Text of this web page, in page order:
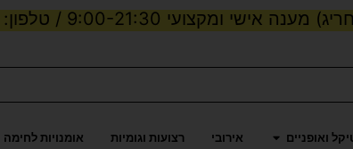
אישי ומקצועי 9:00-21:30 / טלפון:
ואופניים פתח אליפטיקל ואופניים
אירובי רצועות וגומיות אומנויות לחימה